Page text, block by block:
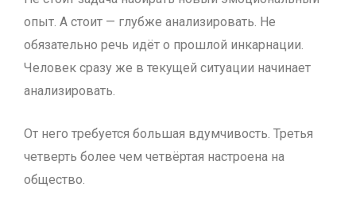
опыт. А стоит — глубже анализировать. Не
обязательно речь идёт о прошлой инкарнации.
Человек сразу же в текущей ситуации начинает
анализировать.
От него требуется большая вдумчивость. Третья
четверть более чем четвёртая настроена на
общество.